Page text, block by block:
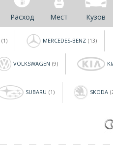
Расход Мест Кузов
(1) MERCEDES-BENZ (13)
VOLKSWAGEN (9)
SUBARU (1) SKODA